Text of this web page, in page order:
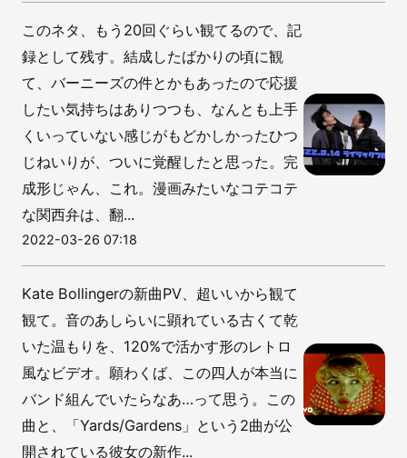
このネタ、もう20回ぐらい観てるので、記
録として残す。結成したばかりの頃に観
て、バーニーズの件とかもあったので応援
したい気持ちはありつつも、なんとも上手
くいっていない感じがもどかしかったひつ
じねいりが、ついに覚醒したと思った。完
成形じゃん、これ。漫画みたいなコテコテ
な関西弁は、翻...
2022-03-26 07:18
Kate Bollingerの新曲PV、超いいから観て
観て。音のあしらいに顕れている古くて乾
いた温もりを、120%で活かす形のレトロ
風なビデオ。願わくば、この四人が本当に
バンド組んでいたらなあ…って思う。この
曲と、「Yards/Gardens」という2曲が公
開されている彼女の新作...